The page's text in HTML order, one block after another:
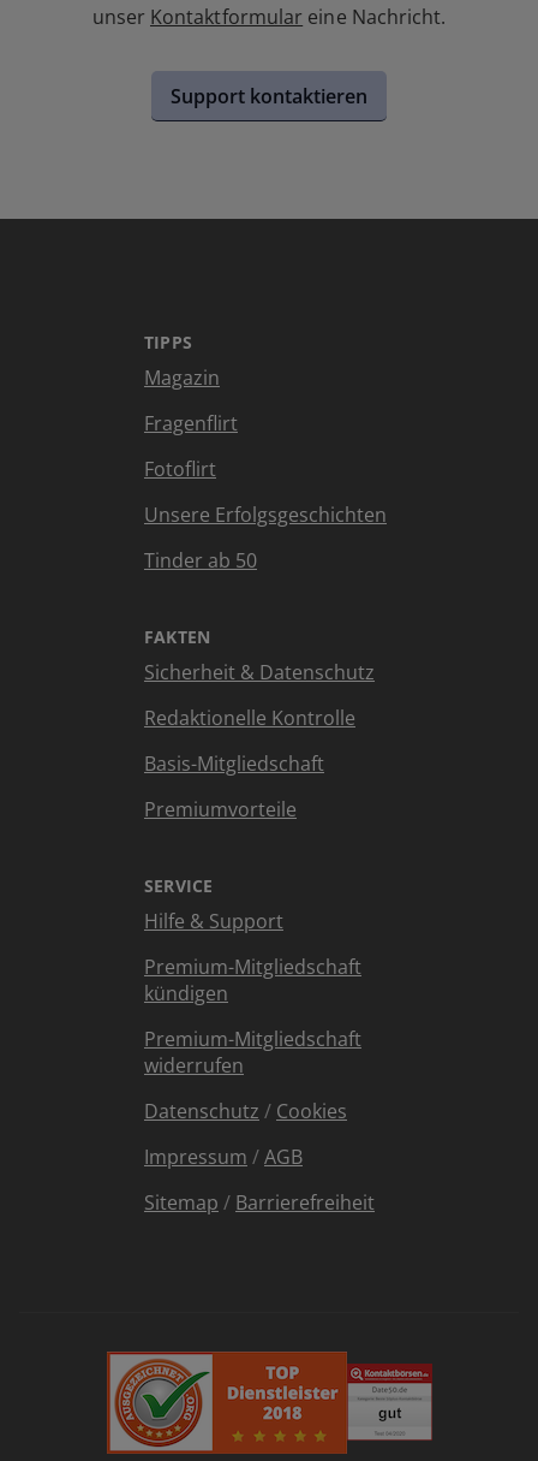
unser Kontaktformular eine Nachricht.
Support kontaktieren
TIPPS
Magazin
Fragenflirt
Fotoflirt
Unsere Erfolgsgeschichten
Tinder ab 50
FAKTEN
Sicherheit & Datenschutz
Redaktionelle Kontrolle
Basis-Mitgliedschaft
Premiumvorteile
SERVICE
Hilfe & Support
Premium-Mitgliedschaft
kündigen
Premium-Mitgliedschaft
widerrufen
Datenschutz / Cookies
Impressum /AGB
Sitemap / Barrierefreiheit